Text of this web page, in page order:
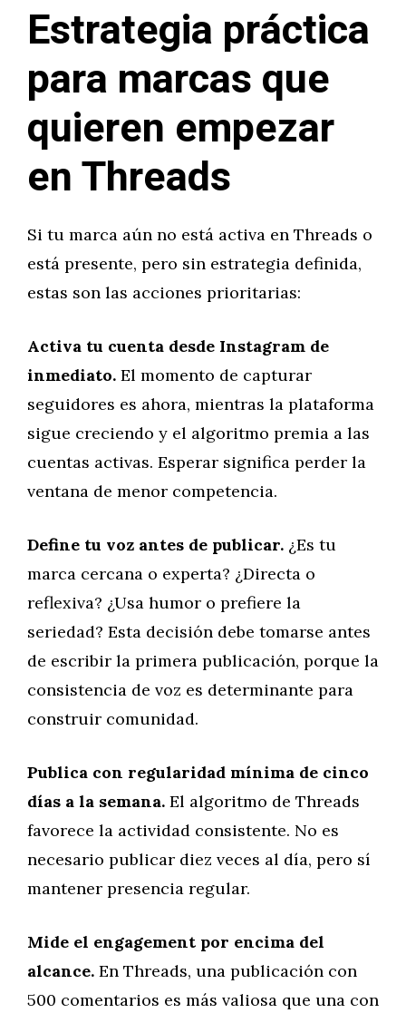
Estrategia práctica
para marcas que
quieren empezar
en Threads
Si tu marca aún no está activa en Threads o
está presente, pero sin estrategia definida,
estas son las acciones prioritarias:
Activa tu cuenta desde Instagram de
inmediato. El momento de capturar
seguidores es ahora, mientras la plataforma
sigue creciendo y el algoritmo premia a las
cuentas activas. Esperar significa perder la
ventana de menor competencia.
Define tu voz antes de publicar. ¿Es tu
marca cercana o experta? ¿Directa o
reflexiva? ¿Usa humor o prefiere la
seriedad? Esta decisión debe tomarse antes
de escribir la primera publicación, porque la
consistencia de voz es determinante para
construir comunidad.
Publica con regularidad mínima de cinco
días a la semana. El algoritmo de Threads
favorece la actividad consistente. No es
necesario publicar diez veces al día, pero sí
mantener presencia regular.
Mide el engagement por encima del
alcance. En Threads, una publicación con
500 comentarios es más valiosa que una con